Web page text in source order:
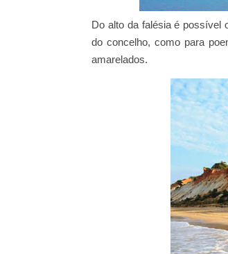
Do alto da falésia é possível
do concelho, como para
amarelados.